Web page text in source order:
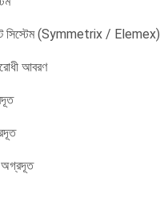
সিস্টেম (Symmetrix / Elemex)
আবরণ
অগ্রদূত